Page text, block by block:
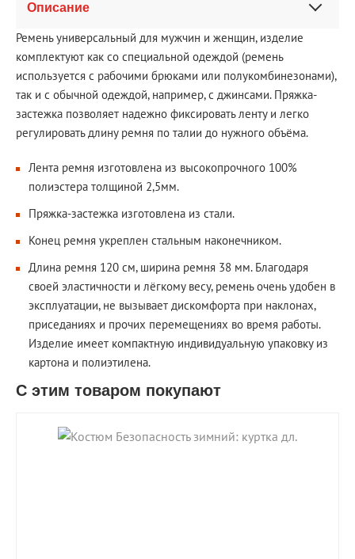
Описание
Ремень универсальный для мужчин и женщин, изделие
комплектуют как со специальной одеждой (ремень
используется с рабочими брюками или полукомбинезонами),
так и с обычной одеждой, например, с джинсами. Пряжка-
застежка позволяет надежно фиксировать ленту и легко
регулировать длину ремня по талии до нужного объёма.
Лента ремня изготовлена из высокопрочного 100%
полиэстера толщиной 2,5мм.
Пряжка-застежка изготовлена из стали.
Конец ремня укреплен стальным наконечником.
Длина ремня 120 см, ширина ремня 38 мм. Благодаря
своей эластичности и лёгкому весу, ремень очень удобен в
эксплуатации, не вызывает дискомфорта при наклонах,
приседаниях и прочих перемещениях во время работы.
Изделие имеет компактную индивидуальную упаковку из
картона и полиэтилена.
С этим товаром покупают
shopping_cart В КОРЗИНУ